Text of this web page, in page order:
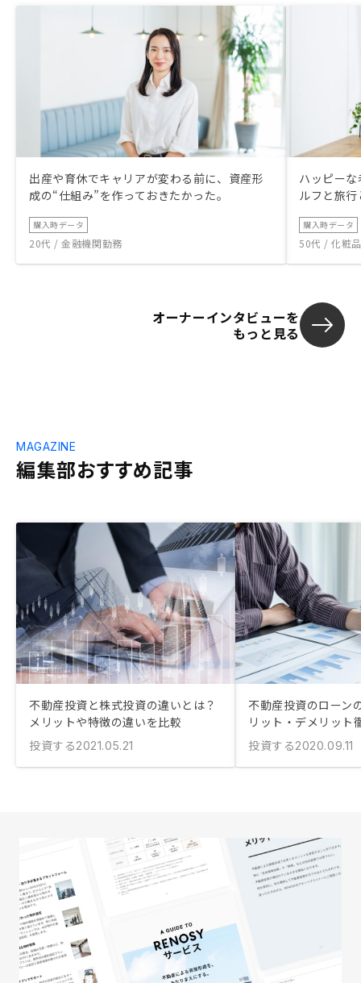
出産や育休でキャリアが変わる前に、資産形
成の“仕組み”を作っておきたかった。
購入時データ
20代 / 金融機関勤務
ハッピー
ルフと旅
購入時データ
50代 / 化粧
オーナーインタビューを
もっと見る
編集部おすすめ記事
MAGAZINE
不動産投資と株式投資の違いとは？
メリットや特徴の違いを比較
投資する2021.05.21
不動産投資のローン
リット・デメリット
投資する2020.09.11